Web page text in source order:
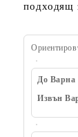
подходящ
До Варна
Извън